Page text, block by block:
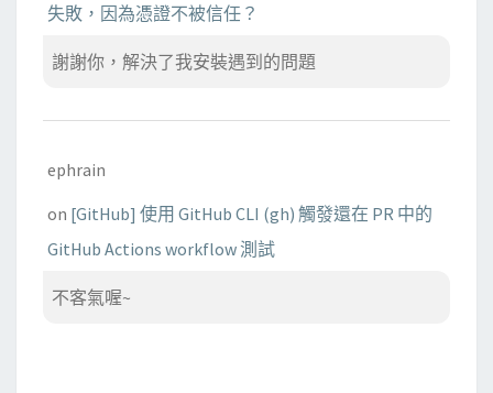
失敗，因為憑證不被信任？
謝謝你，解決了我安裝遇到的問題
ephrain
on [GitHub] 使用 GitHub CLI (gh) 觸發還在 PR 中的
GitHub Actions workflow 測試
不客氣喔~